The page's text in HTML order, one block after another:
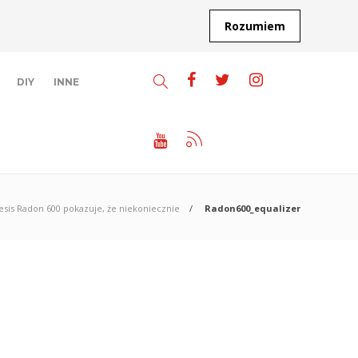
Rozumiem
DIY INNE
Radon 600 pokazuje, że niekoniecznie Radon600_equalizer